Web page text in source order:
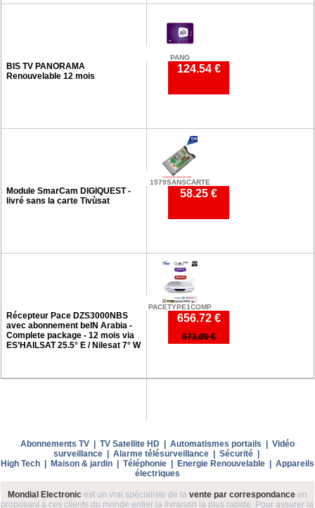
PANO
BIS TV PANORAMA
Renouvelable 12 mois
124.54 €
1579SANSCARTE
Module SmarCam DIGIQUEST -
livré sans la carte Tivùsat
58.25 €
PACETYPE1COMP
Récepteur Pace DZS3000NBS
avec abonnement beIN Arabia -
Complete package - 12 mois via
ES’HAILSAT 25.5° E / Nilesat 7° W
656.72 €
673.09 €
Abonnements TV| TV Satellite HD| Automatismes portails | Vidéo
surveillance| Alarme télésurveillance| Sécurité|
High Tech| Maison & jardin| Téléphonie| Energie Renouvelable| Appareils
électriques
Mondial Electronicest un vrai spécialiste de la vente par correspondanceen
proposant à ces clients du monde entier la livraison la plus rapide. Pour assurer la